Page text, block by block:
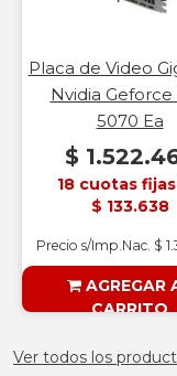
Placa de Video
Nvidia Geforce
5070 Ea
$
18 cuotas
$ 133.638
Precio s/Imp.Nac. $
AGREGAR
CARRITO
Ver todos los